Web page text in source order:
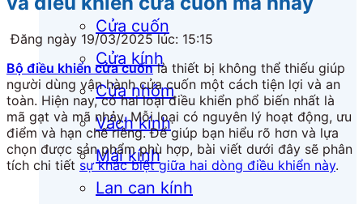
Cửa cuốn
Cửa kính
Cửa nhôm
Vách kính
Mái kính
Lan can kính
Đăng ngày 19/03/2025 lúc: 15:15
Bộ điều khiển cửa cuốnlà thiết bị không thể thiếu giúp
người dùng vận hành cửa cuốn một cách tiện lợi và an
toàn. Hiện nay, có hai loại điều khiển phổ biến nhất là
mã gạt và mã nhảy. Mỗi loại có nguyên lý hoạt động, ưu
điểm và hạn chế riêng. Để giúp bạn hiểu rõ hơn và lựa
chọn được sản phẩm phù hợp, bài viết dưới đây sẽ phân
tích chi tiết sự khác biệt giữa hai dòng điều khiển này.